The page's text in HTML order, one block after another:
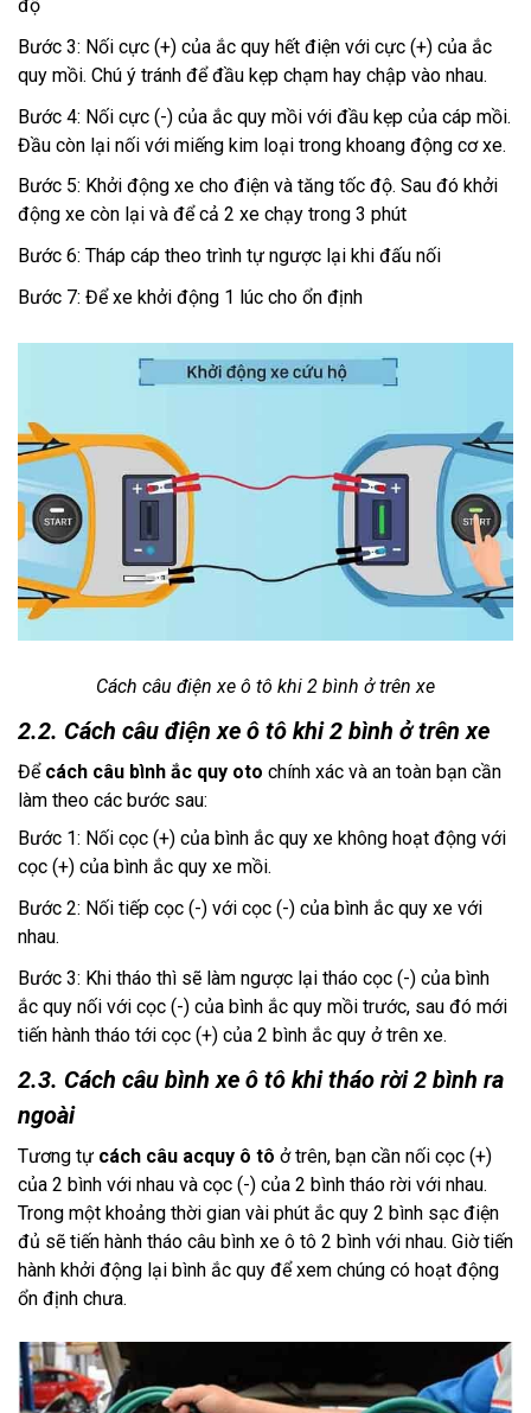
độ
Bước 3: Nối cực (+) của ắc quy hết điện với cực (+) của ắc
quy mồi. Chú ý tránh để đầu kẹp chạm hay chập vào nhau.
Bước 4: Nối cực (-) của ắc quy mồi với đầu kẹp của cáp mồi.
Đầu còn lại nối với miếng kim loại trong khoang động cơ xe.
Bước 5: Khởi động xe cho điện và tăng tốc độ. Sau đó khởi
động xe còn lại và để cả 2 xe chạy trong 3 phút
Bước 6: Tháp cáp theo trình tự ngược lại khi đấu nối
Bước 7: Để xe khởi động 1 lúc cho ổn định
Cách câu điện xe ô tô khi 2 bình ở trên xe
2.2. Cách câu điện xe ô tô khi 2 bình ở trên xe
Để cách câu bình ắc quy oto chính xác và an toàn bạn cần
làm theo các bước sau:
Bước 1: Nối cọc (+) của bình ắc quy xe không hoạt động với
cọc (+) của bình ắc quy xe mồi.
Bước 2: Nối tiếp cọc (-) với cọc (-) của bình ắc quy xe với
nhau.
Bước 3: Khi tháo thì sẽ làm ngược lại tháo cọc (-) của bình
ắc quy nối với cọc (-) của bình ắc quy mồi trước, sau đó mới
tiến hành tháo tới cọc (+) của 2 bình ắc quy ở trên xe.
2.3. Cách câu bình xe ô tô khi tháo rời 2 bình ra
ngoài
Tương tự cách câu acquy ô tô ở trên, bạn cần nối cọc (+)
của 2 bình với nhau và cọc (-) của 2 bình tháo rời với nhau.
Trong một khoảng thời gian vài phút ắc quy 2 bình sạc điện
đủ sẽ tiến hành tháo câu bình xe ô tô 2 bình với nhau. Giờ tiến
hành khởi động lại bình ắc quy để xem chúng có hoạt động
ổn định chưa.